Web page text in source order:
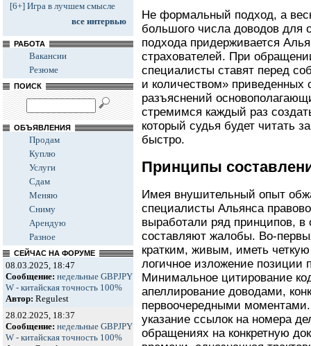
[6+] Игра в лучшем смысле
все интервью
РАБОТА
Вакансии
Резюме
ПОИСК
ОБЪЯВЛЕНИЯ
Продам
Куплю
Услуги
Сдам
Меняю
Сниму
Арендую
Разное
СЕЙЧАС НА ФОРУМЕ
08.03.2025, 18:47
Сообщение: недельные GBPJPY
W - китайская точность 100%
Автор: Regulest
28.02.2025, 18:37
Сообщение: недельные GBPJPY
W - китайская точность 100%
Не формальный подход, а
большого числа доводов для
подхода придерживается
страхователей. При
специалисты ставят перед
и количеством» приведенных
разъяснений
стремимся каждый раз
который судья будет читать
быстро.
Принципы
Имея внушительный опыт
специалисты Альянса
выработали ряд принципов, в
составляют жалобы. Во-
кратким, живым, иметь
логичное изложение позиции
Минимальное цитирование
апеллирование доводами,
первоочередными
указание ссылок на номера
обращениях на конкретную